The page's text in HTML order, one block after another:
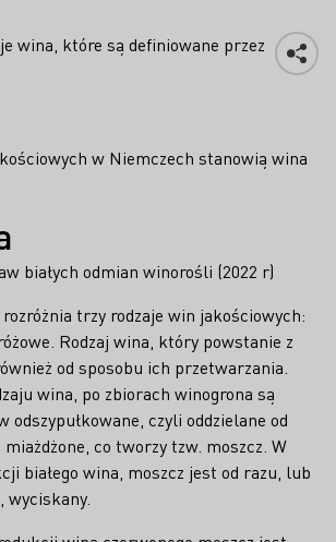
wina, które są definiowane przez
w Niemczech stanowią wina
białych odmian winorośli (2022 r)
trzy rodzaje win jakościowych:
Rodzaj wina, który powstanie z
od sposobu ich przetwarzania.
wina, po zbiorach winogrona są
odszypułkowane, czyli oddzielane od
miażdżone, co tworzy tzw. moszcz. W
białego wina, moszcz jest od razu, lub
wyciskany.